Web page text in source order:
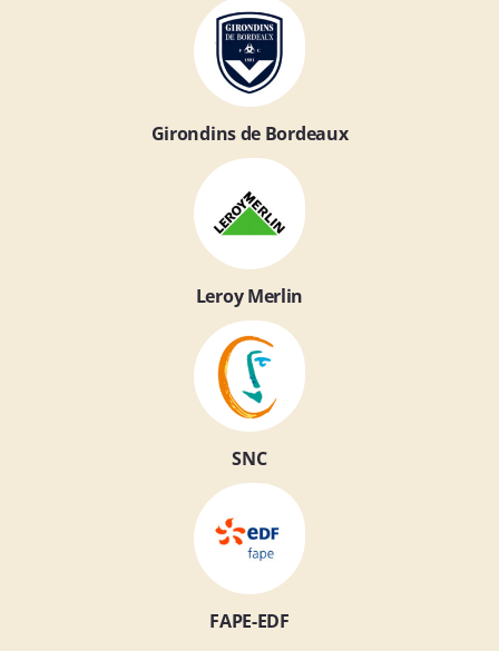
Girondins de Bordeaux
Leroy Merlin
SNC
FAPE-EDF